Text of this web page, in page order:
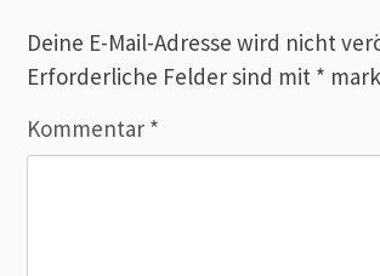
Deine E-Mail-Adresse wird nicht
Erforderliche Felder sind mit *
Kommentar *